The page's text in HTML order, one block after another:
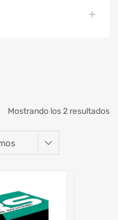
Mostrando los 2 resultados